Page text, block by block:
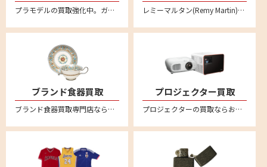
プラモデルの買取強化中。ガンダムや自動車、バイク、飛行機、船、お城など不要になったプラモデルはリムーブへお売りください。 レミーマルタン(Remy Martin)、ヘネシー(Hennessy)、カミュ(CAMUS)など各種コニャックの買取ならぜひリムーブへ。バカラボトルの高級コニャックは特に高額買取強化中です
ブランド食器買取
ブランド食器買取専門店ならリムーブ。ウェッジウッド、マイセン、ロイヤルコペンハーゲン、ヘレンド、リチャードジノリ、バカラなど高価買取。不要になった食器を宅配キットに詰めて送るだけの簡単宅配買取。全国対応・送料無料
プロジェクター買取
プロジェクターの買取ならお任せください！全国対応の宅配買取でカンタン買取。ご不要になったエプソンやソニー、キャノン、アンカー、ベンキューなど幅広いメーカーのプロジェクターの売却はリムーブへ。買取相場価格のご相談もお待ちしております。